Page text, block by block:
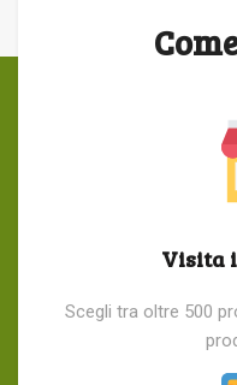
Visita
Scegli tra oltre 500